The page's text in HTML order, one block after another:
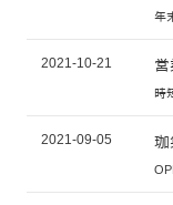
年
2021-10-21
時
2021-09-05